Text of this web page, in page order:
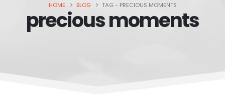
HOME BLOG TAG - PRECIOUS MOMENTS
precious moments